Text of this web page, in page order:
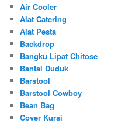
Air Cooler
Alat Catering
Alat Pesta
Backdrop
Bangku Lipat Chitose
Bantal Duduk
Barstool
Barstool Cowboy
Bean Bag
Cover Kursi